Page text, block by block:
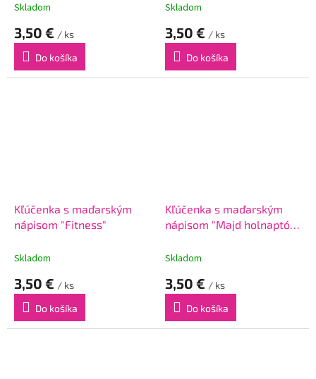
Skladom
3,50 € / ks
Do košíka
Skladom
3,50 € / ks
Do košíka
Kľúčenka s maďarským
nápisom "Fitness"
Skladom
3,50 € / ks
Do košíka
Kľúčenka s maďarským
nápisom "Majd holnaptól
Skladom
3,50 € / ks
Do košíka